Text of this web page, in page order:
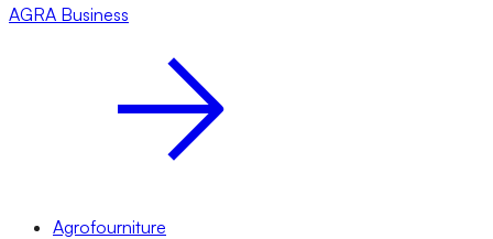
AGRA Business
Agrofourniture